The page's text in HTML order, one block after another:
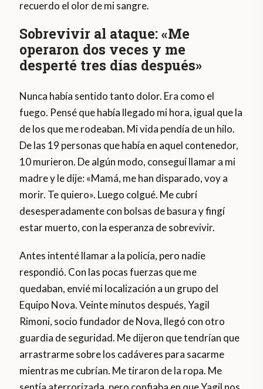
recuerdo el olor de mi sangre.
Sobrevivir al ataque: «Me
operaron dos veces y me
desperté tres días después»
Nunca había sentido tanto dolor. Era como el
fuego. Pensé que había llegado mi hora, igual que la
de los que me rodeaban. Mi vida pendía de un hilo.
De las 19 personas que había en aquel contenedor,
10 murieron. De algún modo, conseguí llamar a mi
madre y le dije: «Mamá, me han disparado, voy a
morir. Te quiero». Luego colgué. Me cubrí
desesperadamente con bolsas de basura y fingí
estar muerto, con la esperanza de sobrevivir.
Antes intenté llamar a la policía, pero nadie
respondió. Con las pocas fuerzas que me
quedaban, envié mi localización a un grupo del
Equipo Nova. Veinte minutos después, Yagil
Rimoni, socio fundador de Nova, llegó con otro
guardia de seguridad. Me dijeron que tendrían que
arrastrarme sobre los cadáveres para sacarme
mientras me cubrían. Me tiraron de la ropa. Me